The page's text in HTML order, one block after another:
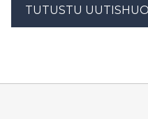
TUTUSTU